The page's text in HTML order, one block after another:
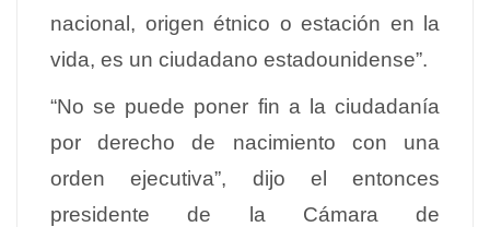
nacional, origen étnico o estación en la
vida, es un ciudadano estadounidense”.
“No se puede poner fin a la ciudadanía
por derecho de nacimiento con una
orden ejecutiva”, dijo el entonces
presidente de la Cámara de